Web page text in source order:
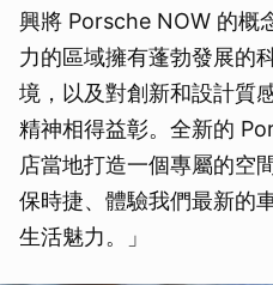
興將 Porsche NOW 的概
力的區域擁有蓬勃發展的
境，以及對創新和設計質
精神相得益彰。全新的
店當地打造一個專屬的空
保時捷、體驗我們最新的
生活魅力。」